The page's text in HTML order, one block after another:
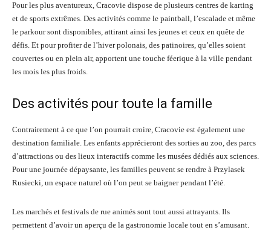
Pour les plus aventureux, Cracovie dispose de plusieurs centres de karting
et de sports extrêmes. Des activités comme le paintball, l’escalade et même
le parkour sont disponibles, attirant ainsi les jeunes et ceux en quête de
défis. Et pour profiter de l’hiver polonais, des patinoires, qu’elles soient
couvertes ou en plein air, apportent une touche féerique à la ville pendant
les mois les plus froids.
Des activités pour toute la famille
Contrairement à ce que l’on pourrait croire, Cracovie est également une
destination familiale. Les enfants apprécieront des sorties au zoo, des parcs
d’attractions ou des lieux interactifs comme les musées dédiés aux sciences.
Pour une journée dépaysante, les familles peuvent se rendre à Przylasek
Rusiecki, un espace naturel où l’on peut se baigner pendant l’été.
Les marchés et festivals de rue animés sont tout aussi attrayants. Ils
permettent d’avoir un aperçu de la gastronomie locale tout en s’amusant.